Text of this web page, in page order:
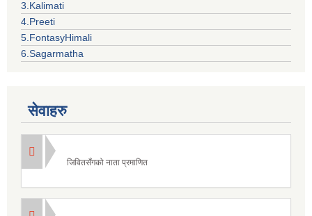
3.Kalimati
4.Preeti
5.FontasyHimali
6.Sagarmatha
सेवाहरु
जिवितसँगको नाता प्रमाणित